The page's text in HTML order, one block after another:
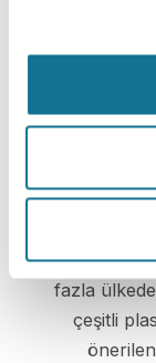
kararlıdır.
Plastik
fazla
çeşitli